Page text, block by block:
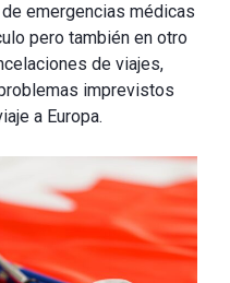
emergencias médicas
pero también en otro
de viajes,
imprevistos
a Europa.